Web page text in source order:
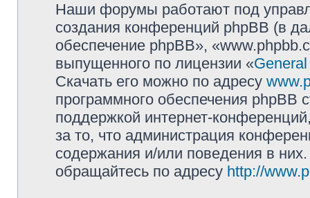
Наши форумы работают под
создания конференций phpBB (в
обеспечение phpBB»,
выпущенного по лицензии «
Скачать его можно по адресу
программного обеспечения phpBB
поддержкой интернет-
за то, что администрация
содержания и/или поведения в
обращайтесь по адресу http://